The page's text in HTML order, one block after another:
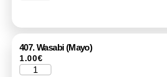
407. Wasabi (Mayo)
1.00€